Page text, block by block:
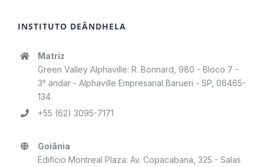
INSTITUTO DEÂNDHELA
Matriz
Green Valley Alphaville: R. Bonnard, 980 - Bloco 7 -
3° andar - Alphaville Empresarial Barueri - SP, 06465-
134
+55 (62) 3095-7171
Goiânia
Edifício Montreal Plaza: Av. Copacabana, 325 - Salas